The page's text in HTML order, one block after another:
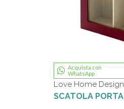
Acquista con
WhatsApp
Love Home Design